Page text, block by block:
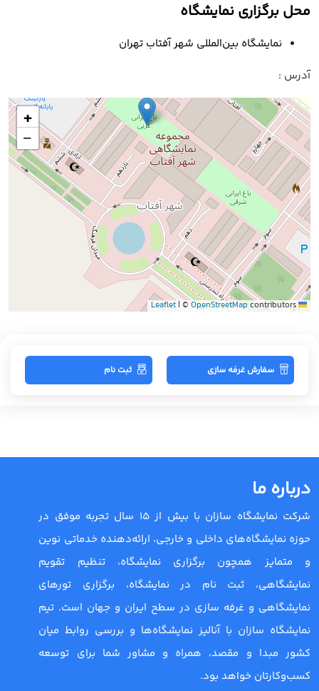
محل برگزاری نمایشگاه
نمایشگاه بین‌المللی شهر آفتاب تهران
آدرس :
+
−
| © OpenStreetMap contributors
سفارش غرفه سازی ثبت نام
درباره ما
شرکت نمایشگاه سازان با بیش از 15 سال تجربه موفق در
حوزه نمایشگاه‌های داخلی و خارجی، ارائه‌دهنده خدماتی نوین
و متمایز همچون برگزاری نمایشگاه، تنظیم تقویم
نمایشگاهی، ثبت نام در نمایشگاه، برگزاری تورهای
نمایشگاهی و غرفه سازی در سطح ایران و جهان است. تیم
نمایشگاه سازان با آنالیز نمایشگاه‌ها و بررسی روابط میان
کشور مبدا و مقصد، همراه و مشاور شما برای توسعه
کسب‌وکارتان خواهد بود.